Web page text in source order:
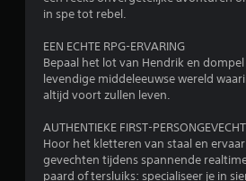
k
e
.
S
e
e
l
in spe tot rebel.
EEN ECHTE RPG-ERVARING
Bepaal het lot van Hendrik en
levendige middeleeuwse wereld
altijd voort zullen leven.
AUTHENTIEKE FIRST-
Hoor het kletteren van staal en
gevechten tijdens spannende
paard of tersluiks: specialiseer je in